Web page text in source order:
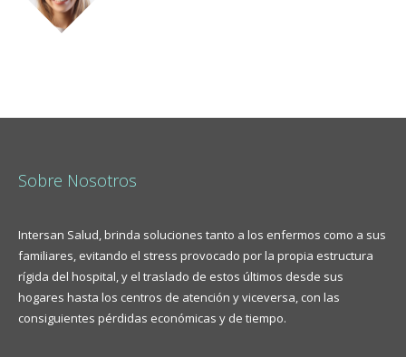
Sobre Nosotros
Intersan Salud, brinda soluciones tanto a los enfermos como a sus
familiares, evitando el stress provocado por la propia estructura
rígida del hospital, y el traslado de estos últimos desde sus
hogares hasta los centros de atención y viceversa, con las
consiguientes pérdidas económicas y de tiempo.